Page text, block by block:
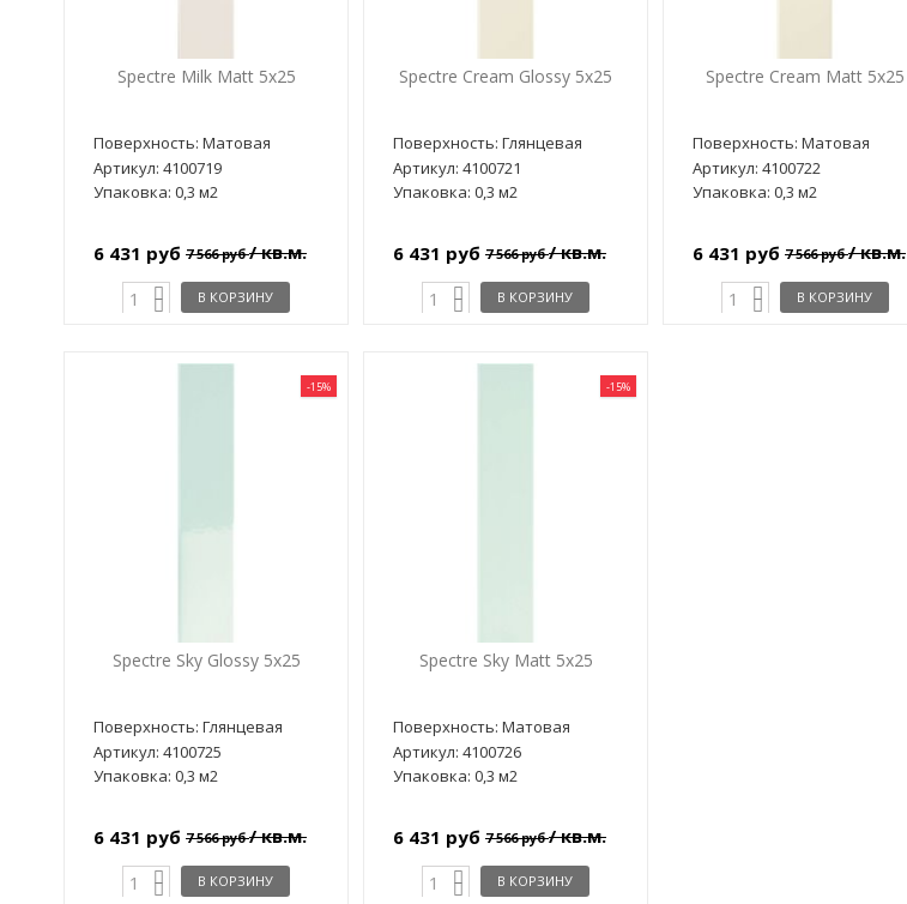
Spectre Milk Matt 5x25
Поверхность: Матовая
Артикул: 4100719
Упаковка: 0,3 м2
6 431 руб 7 566 руб/ кв.м.
В КОРЗИНУ
Spectre Cream Glossy 5x25
Поверхность: Глянцевая
Артикул: 4100721
Упаковка: 0,3 м2
6 431 руб 7 566 руб/ кв.м.
В КОРЗИНУ
Spectre Cream Matt 5x25
Поверхность: Матовая
Артикул: 4100722
Упаковка: 0,3 м2
6 431 руб 7 566 руб/ кв.м.
В КОРЗИНУ
-15%
Spectre Sky Glossy 5x25
Поверхность: Глянцевая
Артикул: 4100725
Упаковка: 0,3 м2
6 431 руб 7 566 руб/ кв.м.
В КОРЗИНУ
-15%
Spectre Sky Matt 5x25
Поверхность: Матовая
Артикул: 4100726
Упаковка: 0,3 м2
6 431 руб 7 566 руб/ кв.м.
В КОРЗИНУ